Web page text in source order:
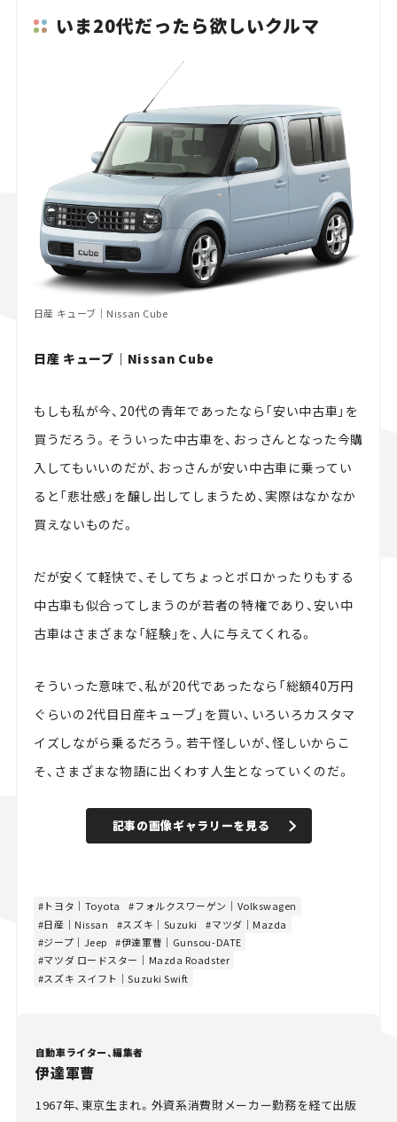
いま20代だったら欲しいクルマ
日産 キューブ｜Nissan Cube
日産 キューブ｜Nissan Cube
もしも私が今、20代の青年であったなら「安い中古車」を
買うだろう。そういった中古車を、おっさんとなった今購
入してもいいのだが、おっさんが安い中古車に乗ってい
ると「悲壮感」を醸し出してしまうため、実際はなかなか
買えないものだ。
だが安くて軽快で、そしてちょっとボロかったりもする
中古車も似合ってしまうのが若者の特権であり、安い中
古車はさまざまな「経験」を、人に与えてくれる。
そういった意味で、私が20代であったなら「総額40万円
ぐらいの2代目日産キューブ」を買い、いろいろカスタマ
イズしながら乗るだろう。若干怪しいが、怪しいからこ
そ、さまざまな物語に出くわす人生となっていくのだ。
記事の画像ギャラリーを見る
トヨタ｜Toyota
フォルクスワーゲン｜Volkswagen
日産｜Nissan
スズキ｜Suzuki
マツダ｜Mazda
ジープ｜Jeep
伊達軍曹｜Gunsou-DATE
マツダ ロードスター｜Mazda Roadster
スズキ スイフト｜Suzuki Swift
自動車ライター、編集者
伊達軍曹
1967年、東京生まれ。外資系消費財メーカー勤務を経て出版